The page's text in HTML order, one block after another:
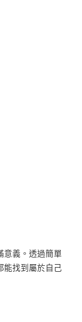
意義。透過簡單
能找到屬於自己